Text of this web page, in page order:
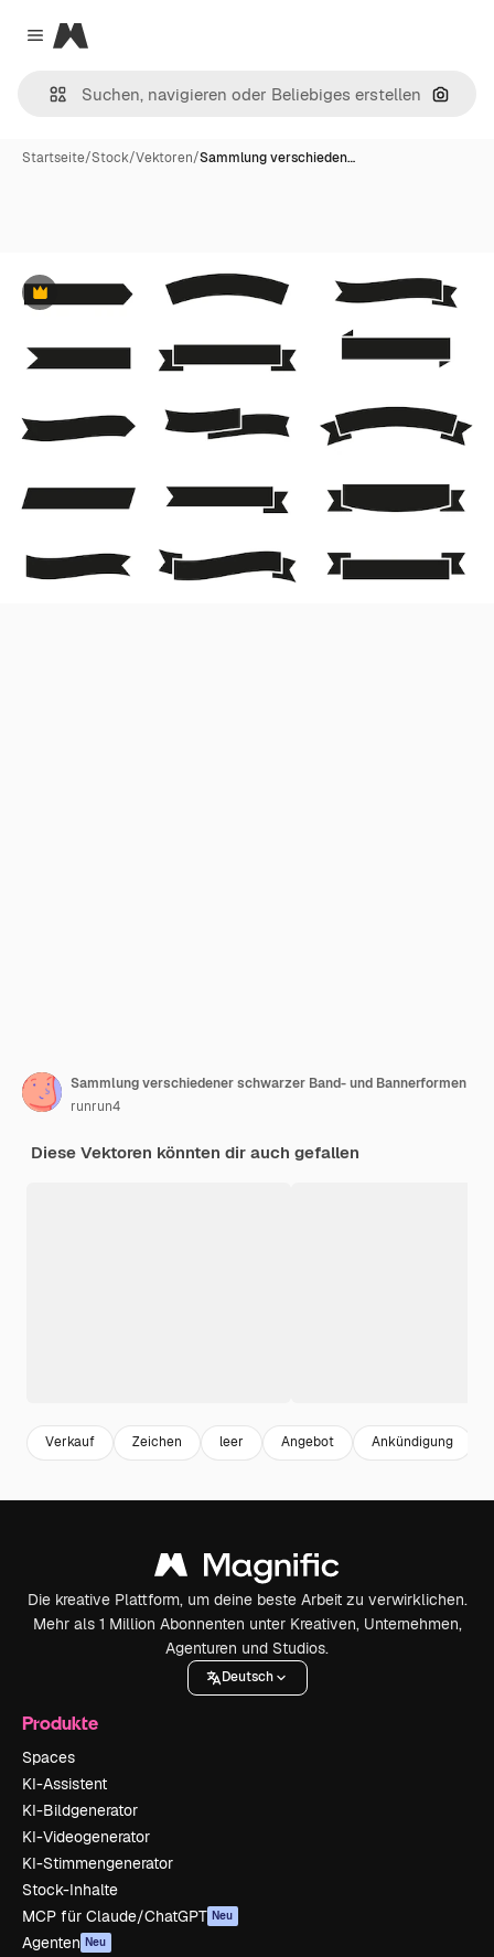
Close menu
Magnific
Nach
Startseite/Stock/Vektoren/Sammlung verschieden…
Premium
Sammlung verschiedener schwarzer Band- und Bannerformen
runrun4
Diese Vektoren könnten dir auch gefallen
Verkauf Zeichen leer Angebot Ankündigung
Die kreative Plattform, um deine beste Arbeit zu verwirklichen.
Mehr als 1 Million Abonnenten unter Kreativen, Unternehmen,
Agenturen und Studios.
Deutsch
Produkte
Spaces
KI-Assistent
KI-Bildgenerator
KI-Videogenerator
KI-Stimmengenerator
Stock-Inhalte
MCP für Claude/ChatGPT Neu
Agenten Neu